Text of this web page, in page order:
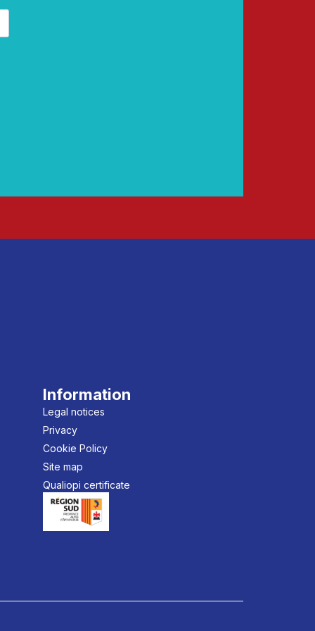
Information
Legal notices
Privacy
Cookie Policy
Site map
Qualiopi certificate